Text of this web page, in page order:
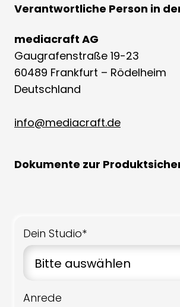
Verantwortliche Person in
mediacraft AG
Gaugrafenstraße 19-23
60489 Frankfurt – Rödelheim
Deutschland
info@mediacraft.de
Dokumente zur
Dein Studio*
Anrede